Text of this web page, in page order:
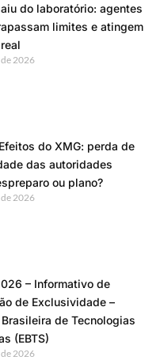
do laboratório: agentes
limites e atingem
2026
Efeitos do XMG: perda de
das autoridades
ou plano?
de 2026
– Informativo de
de Exclusividade –
Brasileira de Tecnologias
(EBTS)
de 2026